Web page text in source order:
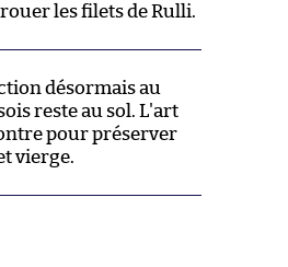
les filets de Rulli.
désormais au
reste au sol. L'art
pour préserver
vierge.